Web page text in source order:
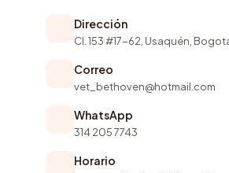
Dirección
Cl. 153 #17-62, Usaquén,
Correo
vet_bethoven@hotmail.com
WhatsApp
314 205 7743
Horario